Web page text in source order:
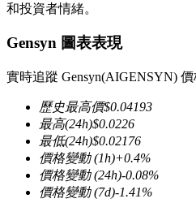
幣本位永續
以數字貨幣為保證金的永續
TradFi
美股、外匯、貴金屬及大宗
和投資者情緒。
Gensyn 圖表表現
實時追蹤 Gensyn(AIGENSYN) 價
歷史最高價$0.04193
最高(24h)$0.0226
最低(24h)$0.02176
價格變動(1h)+0.4%
價格變動(24h)-0.08%
價格變動(7d)-1.41%